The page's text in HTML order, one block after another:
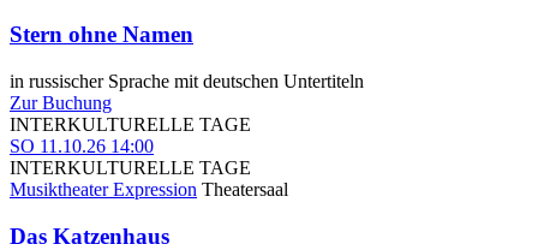
Stern ohne Namen
in russischer Sprache mit deutschen Untertiteln
Zur Buchung
INTERKULTURELLE TAGE
SO 11.10.26 14:00
INTERKULTURELLE TAGE
Musiktheater Expression Theatersaal
Das Katzenhaus